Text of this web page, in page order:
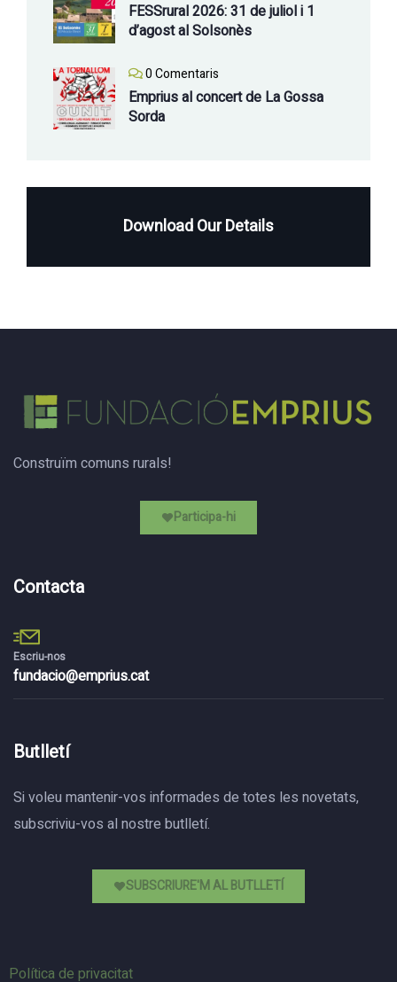
FESSrural 2026: 31 de juliol i 1
d’agost al Solsonès
0 Comentaris
Emprius al concert de La Gossa
Sorda
Download Our Details
Construïm comuns rurals!
Participa-hi
Contacta
Escriu-nos
fundacio@emprius.cat
Butlletí
Si voleu mantenir-vos informades de totes les novetats,
subscriviu-vos al nostre butlletí.
SUBSCRIURE'M AL BUTLLETÍ
Política de privacitat